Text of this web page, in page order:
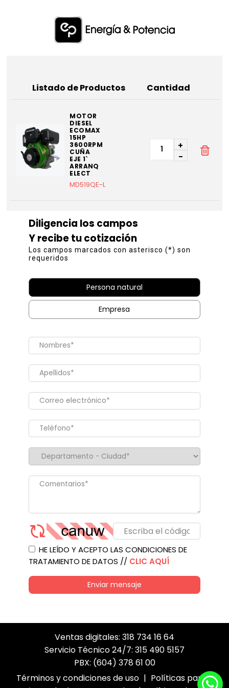
Listado de Productos Cantidad
MOTOR
DIESEL
ECOMAX
15HP
3600RPM
CUÑA
EJE 1`
ARRANQ
ELECT
MD519QE-L
+
-
Diligencia los campos
Y recibe tu cotización
Los campos marcados con asterisco (*) son
requeridos
Persona natural
Empresa
HE LEÍDO Y ACEPTO LAS CONDICIONES DE
TRATAMIENTO DE DATOS // CLIC AQUÍ
Enviar mensaje
Ventas digitales: 318 734 16 64
Servicio Técnico 24/7: 315 490 5157
PBX: (604) 378 61 00
Términos y condiciones de uso | Políticas para el